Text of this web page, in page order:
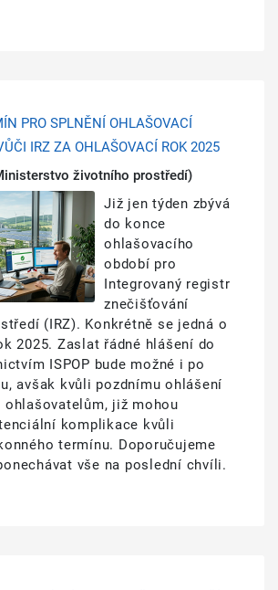
PRO SPLNĚNÍ OHLAŠOVACÍ
IRZ ZA OHLAŠOVACÍ ROK 2025
životního prostředí)
Již jen týden zbývá
do konce
ohlašovacího
období pro
Integrovaný registr
znečišťování
(IRZ). Konkrétně se jedná o
2025. Zaslat řádné hlášení do
ISPOP bude možné i po
avšak kvůli pozdnímu ohlášení
ohlašovatelům, již mohou
komplikace kvůli
termínu. Doporučujeme
vše na poslední chvíli.